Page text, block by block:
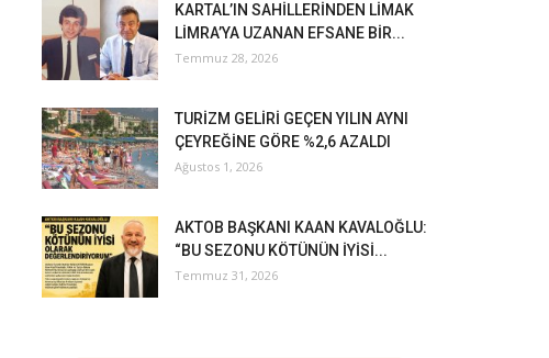
KARTAL’IN SAHİLLERİNDEN LİMAK
LİMRA’YA UZANAN EFSANE BİR...
Temmuz 28, 2026
TURİZM GELİRİ GEÇEN YILIN AYNI
ÇEYREĞİNE GÖRE %2,6 AZALDI
Ağustos 1, 2026
AKTOB BAŞKANI KAAN KAVALOĞLU:
“BU SEZONU KÖTÜNÜN İYİSİ...
Temmuz 31, 2026